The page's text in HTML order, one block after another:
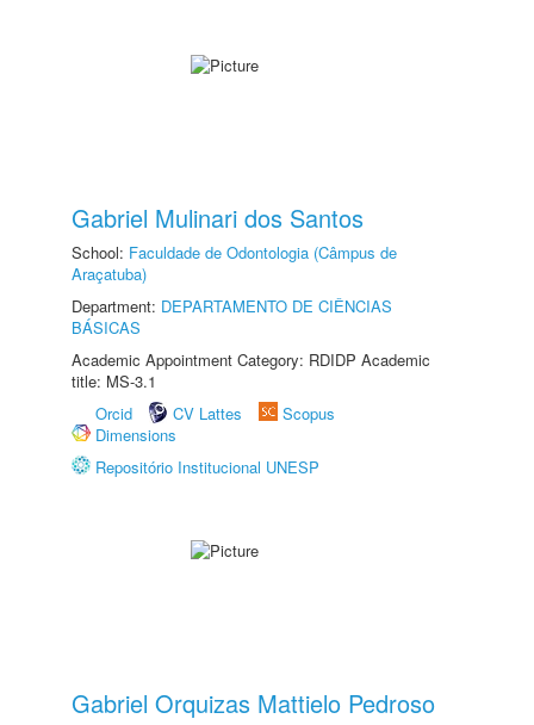
Gabriel Mulinari dos Santos
School: Faculdade de Odontologia (Câmpus de
Araçatuba)
Department: DEPARTAMENTO DE CIÊNCIAS
BÁSICAS
Academic Appointment Category: RDIDP Academic
title: MS-3.1
Orcid
CV Lattes
Scopus
Dimensions
Repositório Institucional UNESP
Gabriel Orquizas Mattielo Pedroso